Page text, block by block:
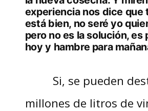
experiencia nos dice que
está bien, no seré yo
pero no es la solución, es
hoy y hambre para
Si, se pueden
millones de litros de